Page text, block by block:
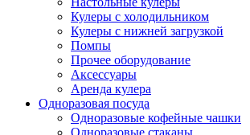
Кулеры с холодильником
Кулеры с нижней загрузкой
Помпы
Прочее оборудование
Аксессуары
Аренда кулера
Одноразовая посуда
Одноразовые кофейные чашки
Одноразовые стаканы